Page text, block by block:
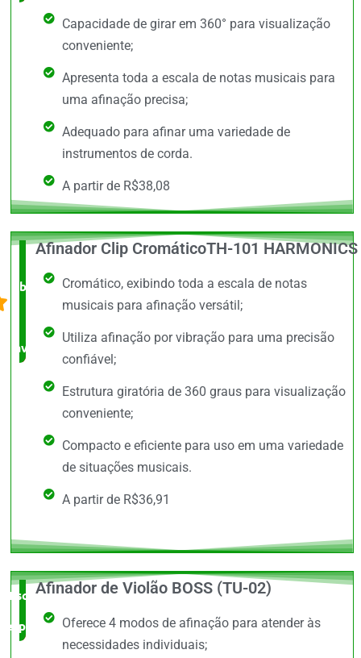
Capacidade de girar em 360° para visualização
conveniente;
Apresenta toda a escala de notas musicais para
uma afinação precisa;
Adequado para afinar uma variedade de
instrumentos de corda.
A partir de R$38,08
O +
barato,
avaliado!
Afinador Clip CromáticoTH-101 HARMONICS
Cromático, exibindo toda a escala de notas
musicais para afinação versátil;
Utiliza afinação por vibração para uma precisão
confiável;
Estrutura giratória de 360 graus para visualização
conveniente;
Compacto e eficiente para uso em uma variedade
de situações musicais.
A partir de R$36,91
Escolha do
especialista
Afinador de Violão BOSS (TU-02)
Oferece 4 modos de afinação para atender às
necessidades individuais;